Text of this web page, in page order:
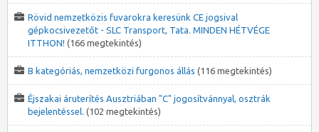
Rövid nemzetközis fuvarokra keresünk CE jogsival
gépkocsivezetőt - SLC Transport, Tata. MINDEN HÉTVÉGE
ITTHON! (166 megtekintés)
B kategóriás, nemzetközi furgonos állás (116 megtekintés)
Éjszakai áruterítés Ausztriában "C" jogosítvánnyal, osztrák
bejelentéssel. (102 megtekintés)